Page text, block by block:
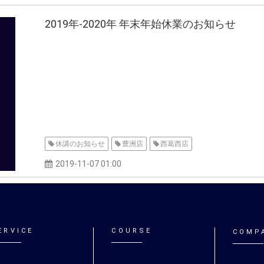
2019年-2020年 年末年始休業のお知らせ
休講のお知らせ 豊洲店 西葛西店
2019-11-07 01:00
COURSE